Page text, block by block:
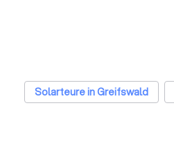
Solarteure in Greifswald